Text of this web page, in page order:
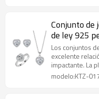
Conjunto de
de ley 925
joyería con
Los conjuntos
excelente
impactante. La
puede
modelo:KTZ-